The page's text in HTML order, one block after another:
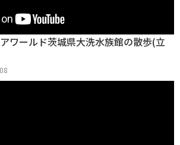
アワールド茨城県大洗水族館の散歩(立